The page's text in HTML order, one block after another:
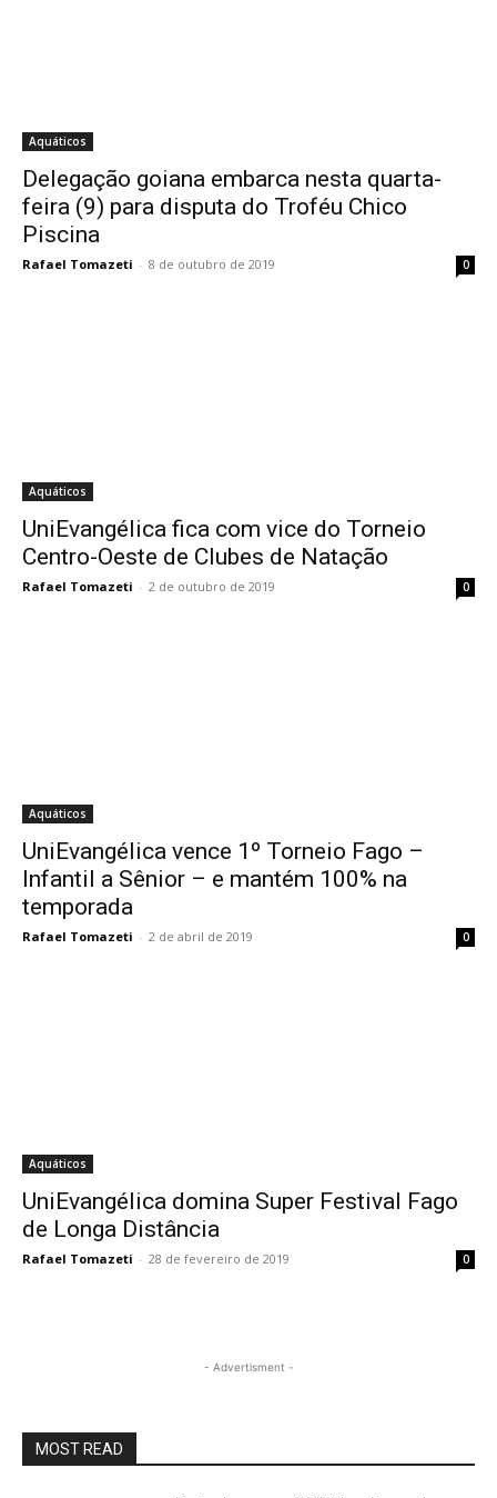
Aquáticos
Delegação goiana embarca nesta quarta-
feira (9) para disputa do Troféu Chico
Piscina
Rafael Tomazeti - 8 de outubro de 2019 0
Aquáticos
UniEvangélica fica com vice do Torneio
Centro-Oeste de Clubes de Natação
Rafael Tomazeti - 2 de outubro de 2019 0
Aquáticos
UniEvangélica vence 1º Torneio Fago –
Infantil a Sênior – e mantém 100% na
temporada
Rafael Tomazeti - 2 de abril de 2019 0
Aquáticos
UniEvangélica domina Super Festival Fago
de Longa Distância
Rafael Tomazeti - 28 de fevereiro de 2019 0
- Advertisment -
MOST READ